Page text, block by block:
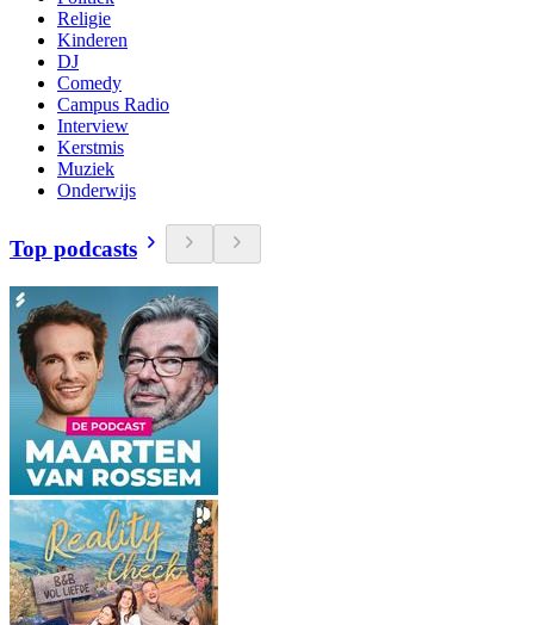
Religie
Kinderen
DJ
Comedy
Campus Radio
Interview
Kerstmis
Muziek
Onderwijs
Top podcasts